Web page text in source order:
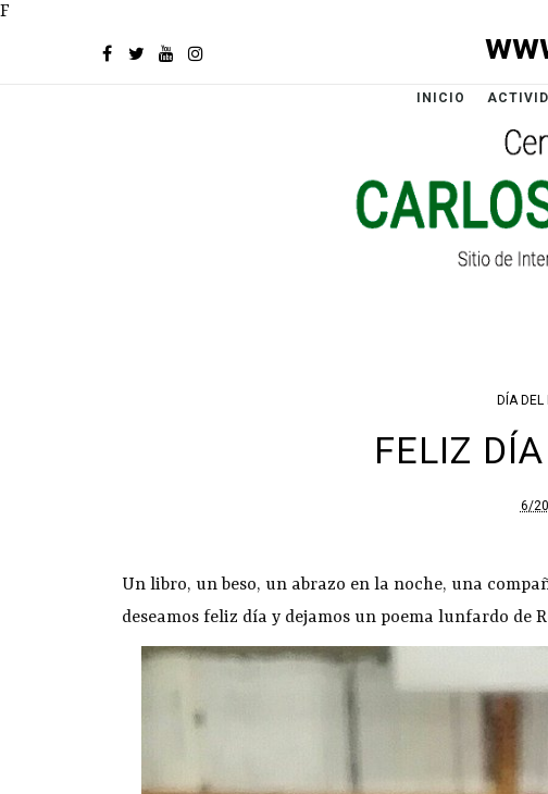
F
INICIO
DÍA DEL
FELIZ
6/
Un libro, un beso, un abrazo en la noche, una
deseamos feliz día y dejamos un poema lunfardo de